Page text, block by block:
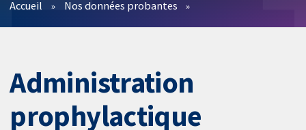
Accueil Nos données probantes
Administration
prophylactique